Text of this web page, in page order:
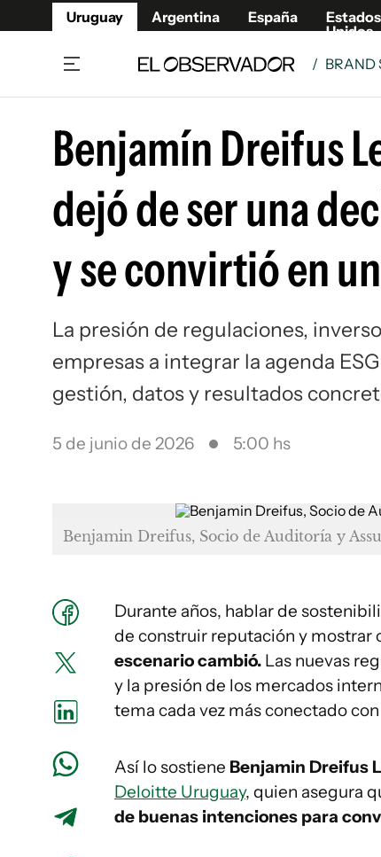
Uruguay Argentina España
Estados
Unidos
Member
Beneficios Member
Referí
Nacional
Economía y Empresas
Agro
Brand Studio
Mundo
Cultura y Espectáculos
Ahora en:
Montevideo
Nubes
Mín
Máx 12°
/ BRAND
Benjamín Dreifus
dejó de ser una
y se convirtió en
La presión de regulaciones,
empresas a integrar la agenda
gestión, datos y resultados
5 de junio de 2026 5:00 hs
Benjamin Dreifus, Socio de Auditoría y
Durante años, hablar de
de construir reputación y mostrar
escenario cambió. Las nuevas
y la presión de los mercados
tema cada vez más conectado
Así lo sostiene Benjamin Dreifus
Deloitte Uruguay, quien asegura
de buenas intenciones para